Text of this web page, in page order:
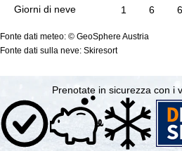
Giorni di neve 1 6 6
Fonte dati meteo: © GeoSphere Austria
Fonte dati sulla neve: Skiresort
Prenotate in sicurezza con i